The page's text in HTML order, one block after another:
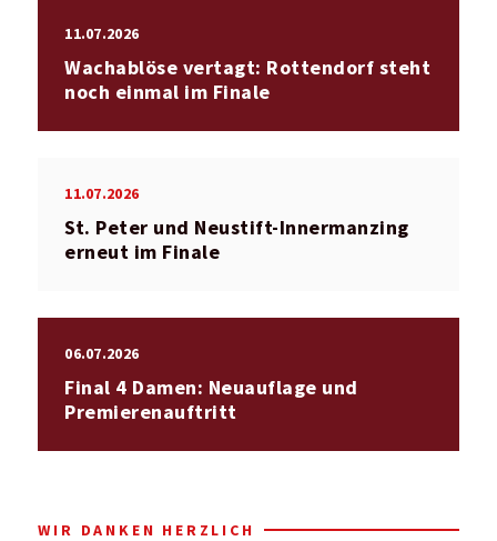
11.07.2026
Wachablöse vertagt: Rottendorf steht
noch einmal im Finale
11.07.2026
St. Peter und Neustift-Innermanzing
erneut im Finale
06.07.2026
Final 4 Damen: Neuauflage und
Premierenauftritt
WIR DANKEN HERZLICH